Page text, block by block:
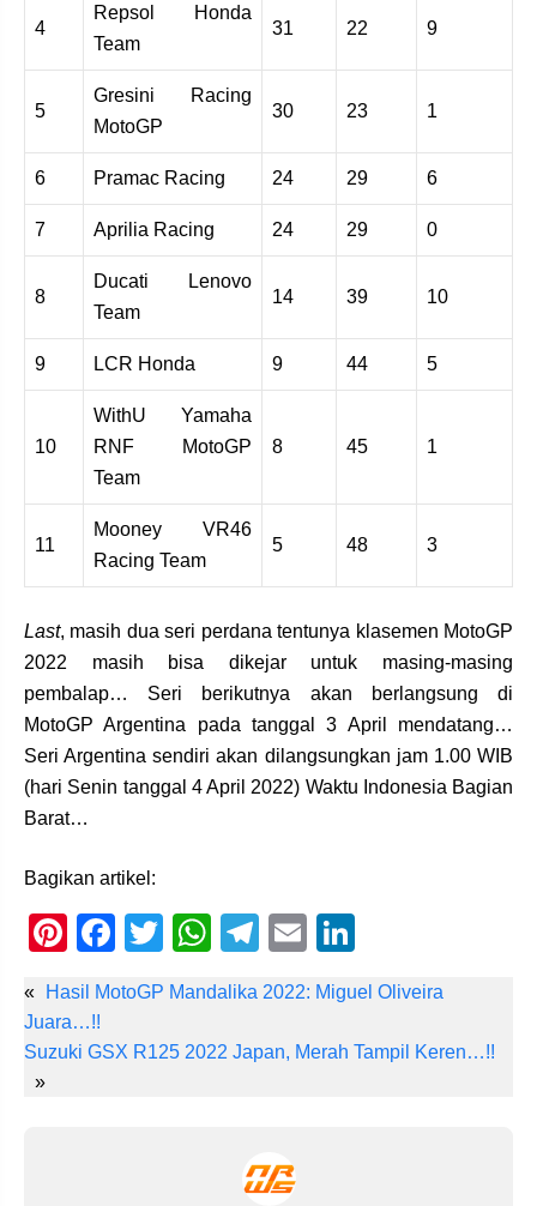
4
Repsol Honda
Team
31 22 9
5
Gresini Racing
MotoGP
30 23 1
6 Pramac Racing 24 29 6
7 Aprilia Racing 24 29 0
8
Ducati Lenovo
Team
14 39 10
9 LCR Honda 9 44 5
10
WithU Yamaha
RNF MotoGP
Team
8 45 1
11
Mooney VR46
Racing Team
5 48 3
Last, masih dua seri perdana tentunya klasemen MotoGP
2022 masih bisa dikejar untuk masing-masing
pembalap… Seri berikutnya akan berlangsung di
MotoGP Argentina pada tanggal 3 April mendatang…
Seri Argentina sendiri akan dilangsungkan jam 1.00 WIB
(hari Senin tanggal 4 April 2022) Waktu Indonesia Bagian
Barat…
Bagikan artikel:
Pi
er
e
F
c
e
T
tt
er
W
at
s
T
e
gr
E
ail k
e
«
Hasil MotoGP Mandalika 2022: Miguel Oliveira
Juara…!!
Suzuki GSX R125 2022 Japan, Merah Tampil Keren…!!
»